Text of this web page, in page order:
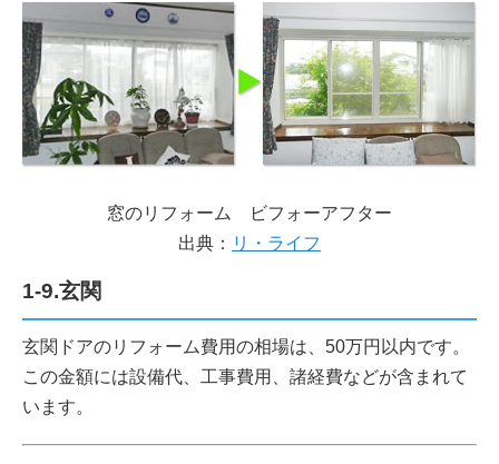
窓のリフォーム ビフォーアフター
出典： リ・ライフ
1-9.玄関
玄関ドアのリフォーム費用の相場は、50万円以内です。
この金額には設備代、工事費用、諸経費などが含まれて
います。